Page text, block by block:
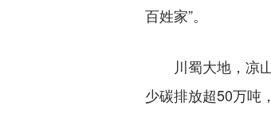
百姓家”。
川蜀大地，凉山
少碳排放超50万吨